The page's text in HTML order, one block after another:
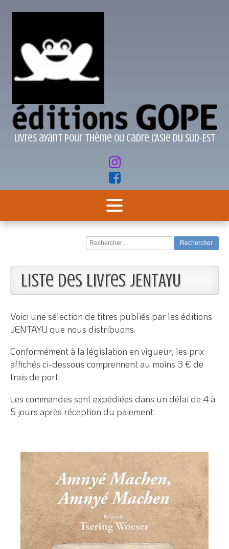
Livres ayant pour thème ou cadre l'Asie du Sud-Est
Rechercher :
Liste des livres JENTAYU
Voici une sélection de titres publiés par les éditions
JENTAYU que nous distribuons.
Conformément à la législation en vigueur, les prix
affichés ci-dessous comprennent au moins 3 € de
frais de port.
Les commandes sont expédiées dans un délai de 4 à
5 jours après réception du paiement.